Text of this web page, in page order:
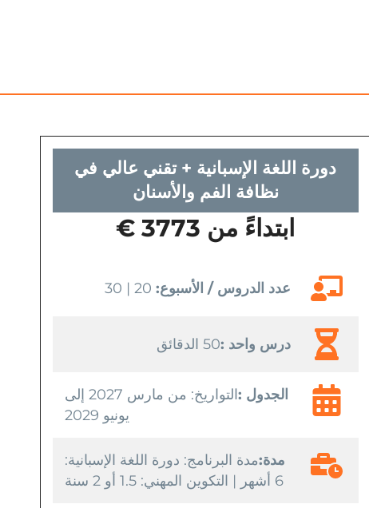
دورة اللغة الإسبانية + تقني عالي في
نظافة الفم والأسنان
ابتداءً من 3773 €
عدد الدروس / الأسبوع: 20 | 30
درس واحد :50 الدقائق
الجدول :
التواريخ: من مارس 2027 إلى
يونيو 2029
مدة:مدة البرنامج: دورة اللغة الإسبانية:
6 أشهر | التكوين المهني: 1.5 أو 2 سنة